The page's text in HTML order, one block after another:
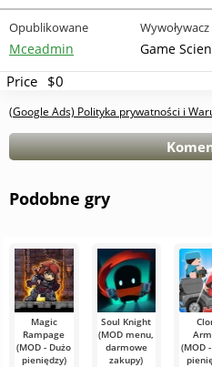
Opublikowane
Mceadmin
Wywoływacz
Game
Price $0
(Google Ads) Polityka prywatności i
Podobne gry
Magic
Rampage
(MOD - Dużo
pieniędzy)
Soul Knight
(MOD menu,
darmowe
zakupy)
(MOD